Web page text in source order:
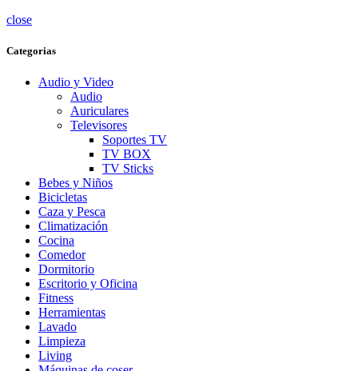
close
Categorias
Audio y Video
Audio
Auriculares
Televisores
Soportes TV
TV BOX
TV Sticks
Bebes y Niños
Bicicletas
Caza y Pesca
Climatización
Cocina
Comedor
Dormitorio
Escritorio y Oficina
Fitness
Herramientas
Lavado
Limpieza
Living